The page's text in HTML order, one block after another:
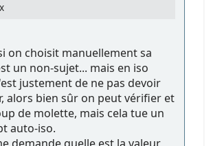
on choisit manuellement sa
un non-sujet... mais en iso
justement de ne pas devoir
alors bien sûr on peut vérifier et
de molette, mais cela tue un
auto-iso.